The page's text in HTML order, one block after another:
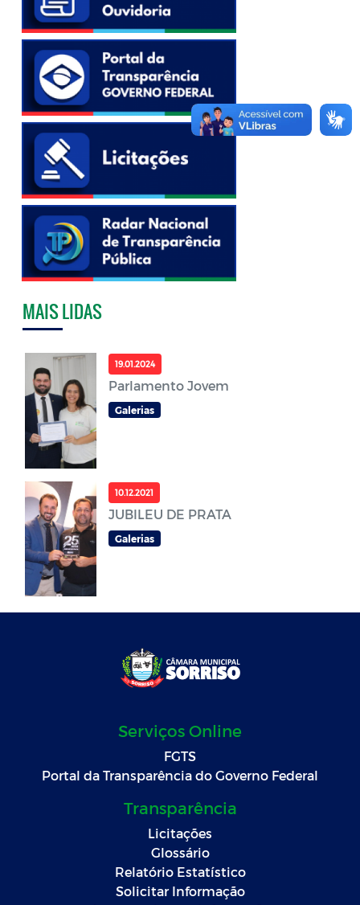
MAIS LIDAS
19.01.2024
Parlamento Jovem
Galerias
10.12.2021
JUBILEU DE PRATA
Galerias
Serviços Online
FGTS
Portal da Transparência do Governo Federal
Transparência
Licitações
Glossário
Relatório Estatístico
Solicitar Informação